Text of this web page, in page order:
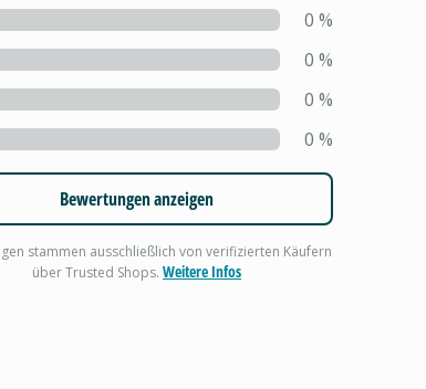
0 %
0 %
0 %
0 %
Bewertungen anzeigen
stammen ausschließlich von verifizierten Käufern
über Trusted Shops.Weitere Infos